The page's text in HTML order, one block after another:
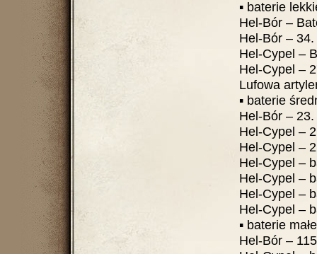
▪ baterie
Hel-Bór –
Hel-Bór –
Hel-Cypel –
Hel-Cypel –
Lufowa
▪ baterie
Hel-Bór –
Hel-Cypel –
Hel-Cypel –
Hel-Cypel –
Hel-Cypel –
Hel-Cypel –
Hel-Cypel –
▪ baterie
Hel-Bór –